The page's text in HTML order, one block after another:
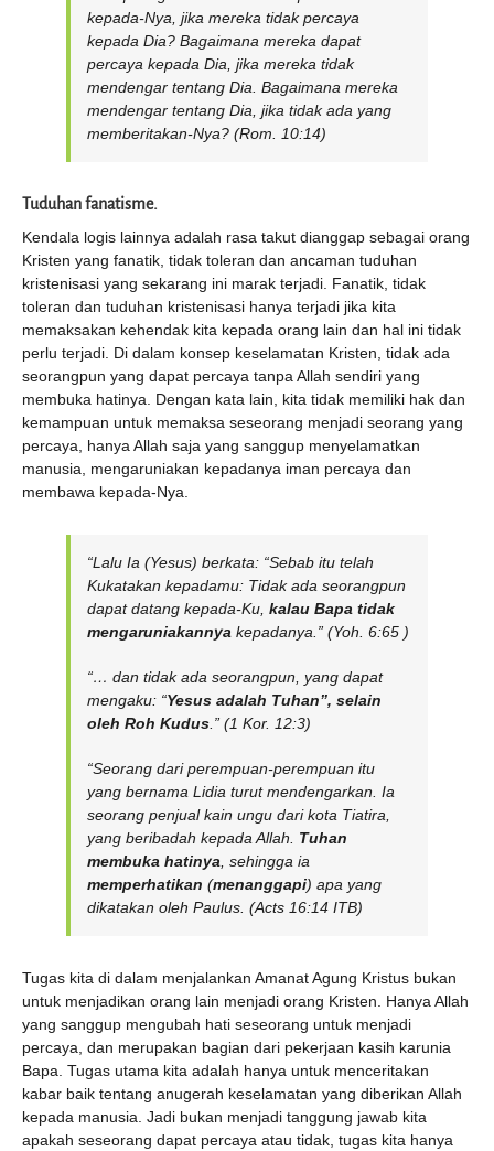
kepada-Nya, jika mereka tidak percaya
kepada Dia? Bagaimana mereka dapat
percaya kepada Dia, jika mereka tidak
mendengar tentang Dia. Bagaimana mereka
mendengar tentang Dia, jika tidak ada yang
memberitakan-Nya? (Rom. 10:14)
Tuduhan fanatisme.
Kendala logis lainnya adalah rasa takut dianggap sebagai orang
Kristen yang fanatik, tidak toleran dan ancaman tuduhan
kristenisasi yang sekarang ini marak terjadi. Fanatik, tidak
toleran dan tuduhan kristenisasi hanya terjadi jika kita
memaksakan kehendak kita kepada orang lain dan hal ini tidak
perlu terjadi. Di dalam konsep keselamatan Kristen, tidak ada
seorangpun yang dapat percaya tanpa Allah sendiri yang
membuka hatinya. Dengan kata lain, kita tidak memiliki hak dan
kemampuan untuk memaksa seseorang menjadi seorang yang
percaya, hanya Allah saja yang sanggup menyelamatkan
manusia, mengaruniakan kepadanya iman percaya dan
membawa kepada-Nya.
“Lalu Ia (Yesus) berkata: “Sebab itu telah
Kukatakan kepadamu: Tidak ada seorangpun
dapat datang kepada-Ku, kalau Bapa tidak
mengaruniakannya kepadanya.” (Yoh. 6:65 )
“… dan tidak ada seorangpun, yang dapat
mengaku: “Yesus adalah Tuhan”, selain
oleh Roh Kudus.” (1 Kor. 12:3)
“Seorang dari perempuan-perempuan itu
yang bernama Lidia turut mendengarkan. Ia
seorang penjual kain ungu dari kota Tiatira,
yang beribadah kepada Allah. Tuhan
membuka hatinya, sehingga ia
memperhatikan (menanggapi) apa yang
dikatakan oleh Paulus. (Acts 16:14 ITB)
Tugas kita di dalam menjalankan Amanat Agung Kristus bukan
untuk menjadikan orang lain menjadi orang Kristen. Hanya Allah
yang sanggup mengubah hati seseorang untuk menjadi
percaya, dan merupakan bagian dari pekerjaan kasih karunia
Bapa. Tugas utama kita adalah hanya untuk menceritakan
kabar baik tentang anugerah keselamatan yang diberikan Allah
kepada manusia. Jadi bukan menjadi tanggung jawab kita
apakah seseorang dapat percaya atau tidak, tugas kita hanya